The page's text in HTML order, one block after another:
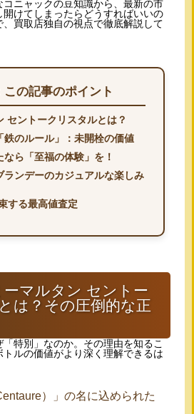
ニャックの豆知識から、最新の市
けてしまったらどうすればいいの
買取店独自の視点で徹底解説して
この記事のポイント
セントークリスタルとは？
鉄のルール」：未開栓の価値
ら「至福の体験」を！
ランデーのカジュアルな楽しみ
する最高値査定
ーマルタン セントー
は？その圧倒的な正
特別」なのか。その理由を知るこ
トルの価値がより深く理解できるは
）」の名に込められた